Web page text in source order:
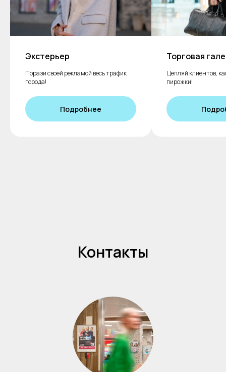
Экстерьер
Порази своей рекламой весь трафик
города!
Подробнее
Торговая
Цепляй клиентов,
пирожки!
Контакты